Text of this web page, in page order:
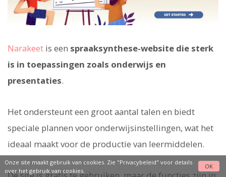
Narakeet is een spraaksynthese-website die sterk
is in toepassingen zoals onderwijs en
presentaties.
Het ondersteunt een groot aantal talen en biedt
speciale plannen voor onderwijsinstellingen, wat het
ideaal maakt voor de productie van leermiddelen.
Onze site maakt gebruik van cookies. Zie "Privacybeleid" voor details
over het gebruik van cookies.
OK